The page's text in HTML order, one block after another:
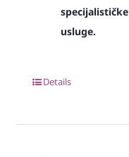
specijalističke
usluge.
Details